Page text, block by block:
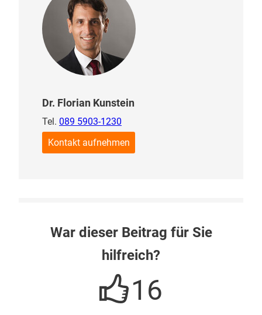
Dr. Florian Kunstein
Tel. 089 5903-1230
Kontakt aufnehmen
War dieser Beitrag für Sie
hilfreich?
16